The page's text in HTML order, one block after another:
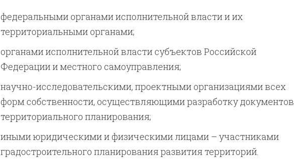
федеральными органами исполнительной власти и их
территориальными органами;
органами исполнительной власти субъектов Российской
Федерации и местного самоуправления;
научно-исследовательскими, проектными организациями всех
форм собственности, осуществляющими разработку документов
территориального планирования;
иными юридическими и физическими лицами – участниками
градостроительного планирования развития территорий.